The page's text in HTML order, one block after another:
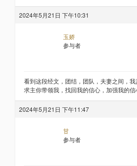
2024年5月21日 下午10:31
玉娇
参与者
看到这段经文，团结，团队，夫妻之间，我
求主你带领我，找回我的信心，加强我的信
2024年5月21日 下午11:47
甘
参与者